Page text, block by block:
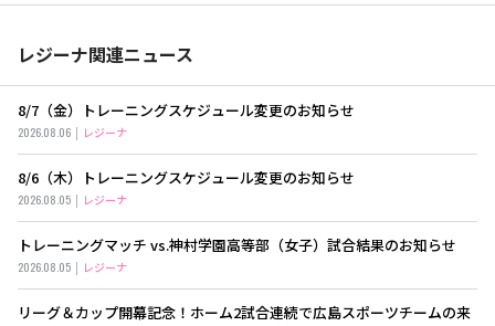
レジーナ関連ニュース
8/7（金）トレーニングスケジュール変更のお知らせ
2026.08.06 レジーナ
8/6（木）トレーニングスケジュール変更のお知らせ
2026.08.05 レジーナ
トレーニングマッチ vs.神村学園高等部（女子）試合結果のお知らせ
2026.08.05 レジーナ
リーグ＆カップ開幕記念！ホーム2試合連続で広島スポーツチームの来